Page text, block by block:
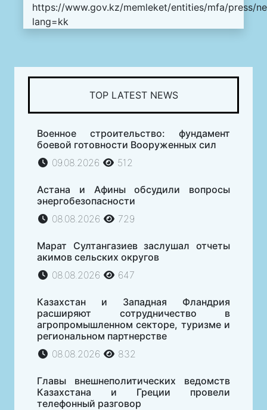
https://www.gov.kz/memleket/entities/mfa/press/
lang=kk
TOP LATEST NEWS
Военное строительство: фундамент
боевой готовности Вооруженных сил
09.08.2026
512
Астана и Афины обсудили вопросы
энергобезопасности
08.08.2026
729
Марат Султангазиев заслушал отчеты
акимов сельских округов
08.08.2026
647
Казахстан и Западная Фландрия
расширяют сотрудничество в
агропромышленном секторе, туризме и
региональном партнерстве
08.08.2026
832
Главы внешнеполитических ведомств
Казахстана и Греции провели
телефонный разговор